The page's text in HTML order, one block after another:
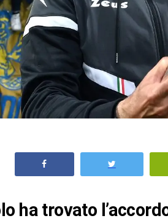
ha trovato